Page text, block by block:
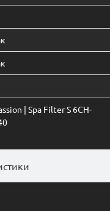
| Spa Filter S 6CH-